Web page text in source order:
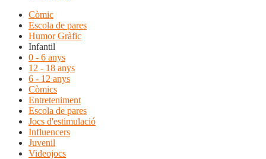
Còmic
Escola de pares
Humor Gràfic
Infantil
0 - 6 anys
12 - 18 anys
6 - 12 anys
Còmics
Entreteniment
Escola de pares
Jocs d'estimulació
Influencers
Juvenil
Videojocs